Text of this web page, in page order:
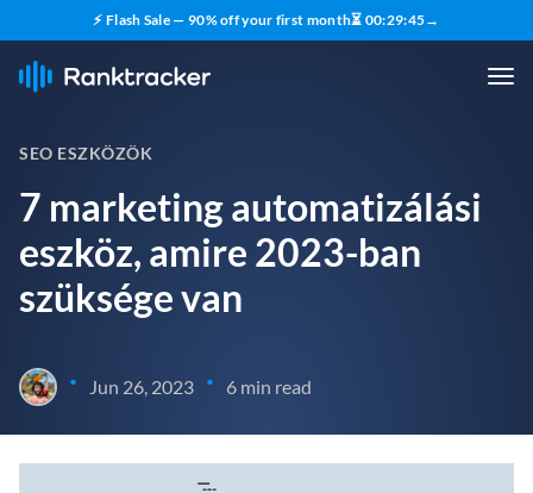
⚡ Flash Sale — 90% off your first month⏳ 00:29:44→
SEO ESZKÖZÖK
7 marketing automatizálási
eszköz, amire 2023-ban
szüksége van
• Jun 26, 2023 • 6 min read